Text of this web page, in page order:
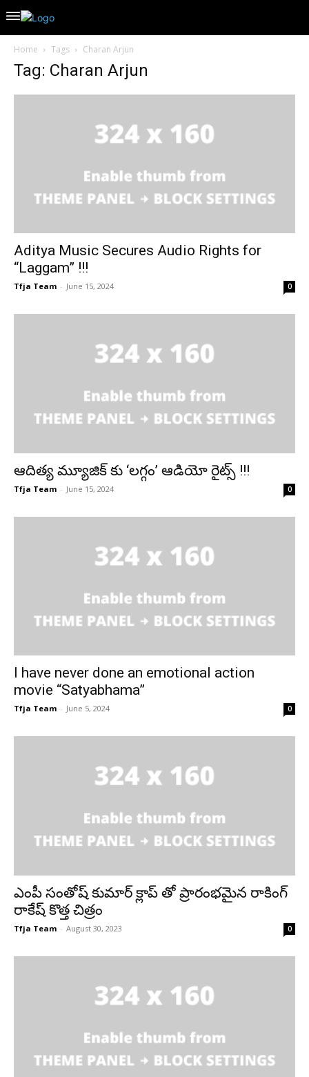
Home Tags Charan Arjun
Tag: Charan Arjun
Aditya Music Secures Audio Rights for
“Laggam” !!!
Tfja Team - June 15, 2024 0
ఆదిత్య మ్యూజిక్ కు ‘లగ్గం’ ఆడియో రైట్స్ !!!
Tfja Team - June 15, 2024 0
I have never done an emotional action
movie “Satyabhama”
Tfja Team - June 5, 2024 0
ఎంపీ సంతోష్ కుమార్ క్లాప్ తో ప్రారంభమైన రాకింగ్
రాకేష్ కొత్త చిత్రం
Tfja Team - August 30, 2023 0